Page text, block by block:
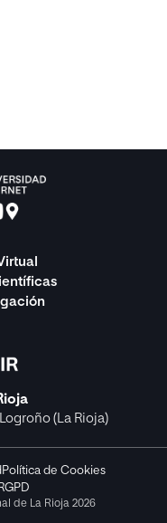
(La Rioja)
Política de Cookies
de La Rioja 2026